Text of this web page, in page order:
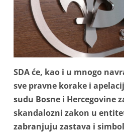
SDA će, kao i u mnogo
sve pravne korake i
sudu Bosne i Hercegovine
skandalozni zakon u
zabranjuju zastava i